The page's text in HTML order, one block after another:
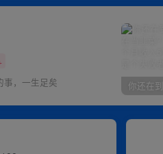
事，一生足矣